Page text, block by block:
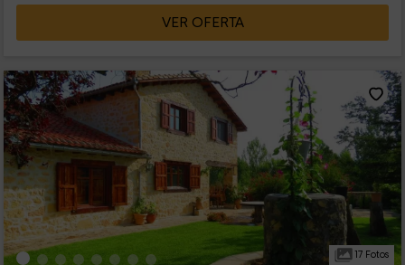
VER OFERTA
17 Fotos